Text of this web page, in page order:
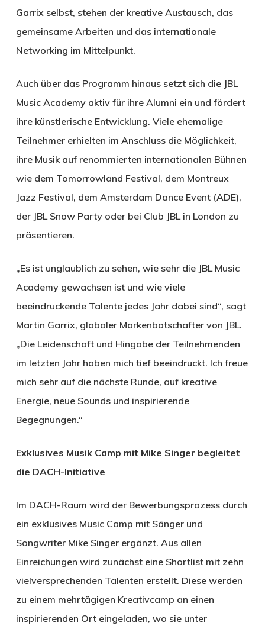
Garrix selbst, stehen der kreative Austausch, das
gemeinsame Arbeiten und das internationale
Networking im Mittelpunkt.
Auch über das Programm hinaus setzt sich die JBL
Music Academy aktiv für ihre Alumni ein und fördert
ihre künstlerische Entwicklung. Viele ehemalige
Teilnehmer erhielten im Anschluss die Möglichkeit,
ihre Musik auf renommierten internationalen Bühnen
wie dem Tomorrowland Festival, dem Montreux
Jazz Festival, dem Amsterdam Dance Event (ADE),
der JBL Snow Party oder bei Club JBL in London zu
präsentieren.
„Es ist unglaublich zu sehen, wie sehr die JBL Music
Academy gewachsen ist und wie viele
beeindruckende Talente jedes Jahr dabei sind“, sagt
Martin Garrix, globaler Markenbotschafter von JBL.
„Die Leidenschaft und Hingabe der Teilnehmenden
im letzten Jahr haben mich tief beeindruckt. Ich freue
mich sehr auf die nächste Runde, auf kreative
Energie, neue Sounds und inspirierende
Begegnungen.“
Exklusives Musik Camp mit Mike Singer begleitet
die DACH-Initiative
Im DACH-Raum wird der Bewerbungsprozess durch
ein exklusives Music Camp mit Sänger und
Songwriter Mike Singer ergänzt. Aus allen
Einreichungen wird zunächst eine Shortlist mit zehn
vielversprechenden Talenten erstellt. Diese werden
zu einem mehrtägigen Kreativcamp an einen
inspirierenden Ort eingeladen, wo sie unter